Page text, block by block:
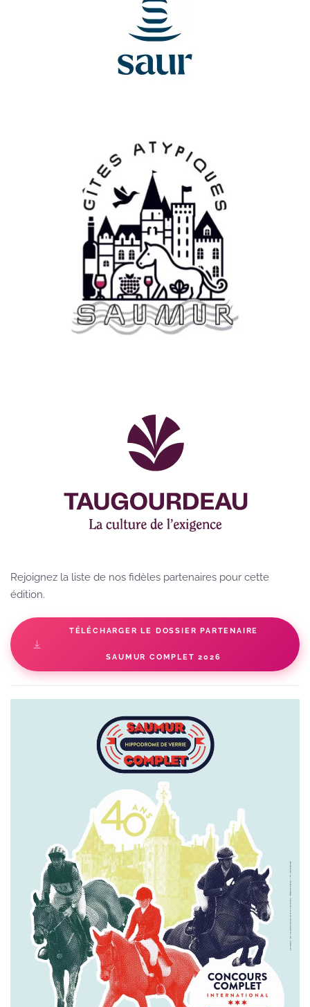
Rejoignez la liste de nos fidèles partenaires pour cette
édition.
TÉLÉCHARGER LE DOSSIER PARTENAIRE
SAUMUR COMPLET 2026